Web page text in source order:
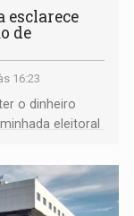
esclarece
de
16:23
o dinheiro
eleitoral